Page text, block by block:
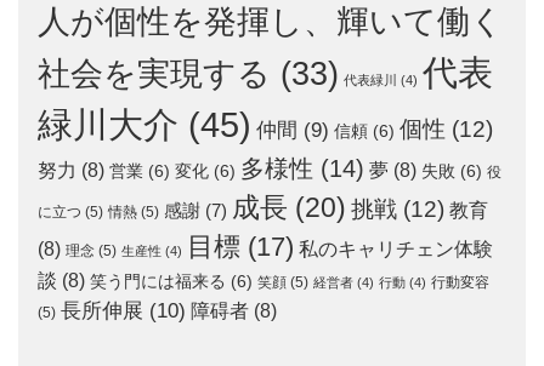
人が個性を発揮し、輝いて働く
社会を実現する (33) 代表緑川 (4) 代表
緑川大介 (45) 仲間 (9) 信頼 (6) 個性 (12)
努力 (8) 営業 (6) 変化 (6) 多様性 (14) 夢 (8) 失敗 (6) 役
に立つ (5) 情熱 (5) 感謝 (7) 成長 (20) 挑戦 (12) 教育
(8) 理念 (5) 生産性 (4) 目標 (17) 私のキャリチェン体験
談 (8) 笑う門には福来る (6) 笑顔 (5) 経営者 (4) 行動 (4) 行動変容
(5) 長所伸展 (10) 障碍者 (8)